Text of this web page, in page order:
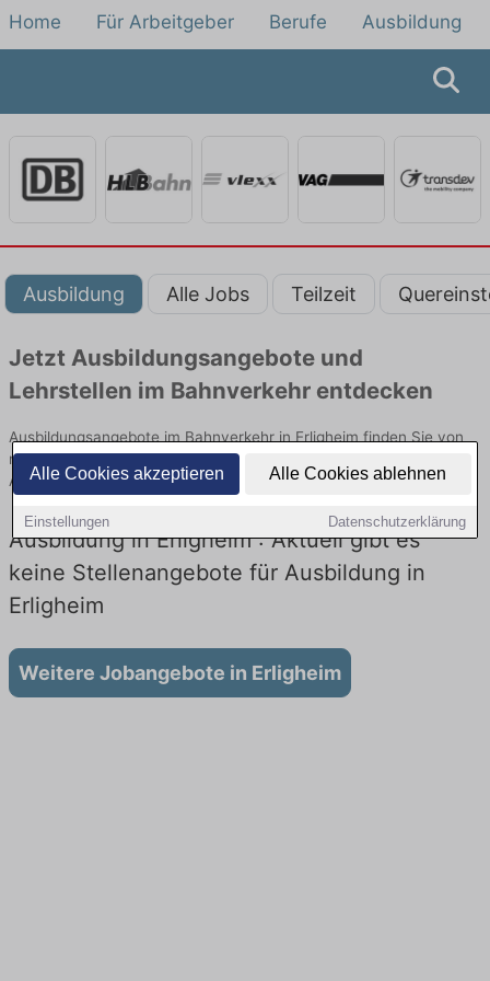
Alle Cookies akzeptieren Alle Cookies ablehnen
Einstellungen Datenschutzerklärung
Home Für Arbeitgeber Berufe Ausbildung
Ausbildung Alle Jobs Teilzeit
Jetzt Ausbildungsangebote und
Lehrstellen im Bahnverkehr entdecken
Ausbildungsangebote im Bahnverkehr in Erligheim finden Sie von
namhaften Firmen. Entdecken Sie freie Optionen von Top-
Arbeitgebern und bewerben Sie sich noch heute.
Ausbildung in Erligheim : Aktuell gibt es
keine Stellenangebote für Ausbildung in
Erligheim
Weitere Jobangebote in Erligheim